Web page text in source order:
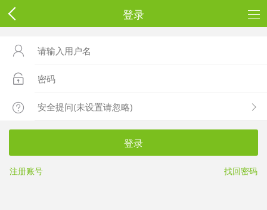
登录



登录
注册账号 找回密码